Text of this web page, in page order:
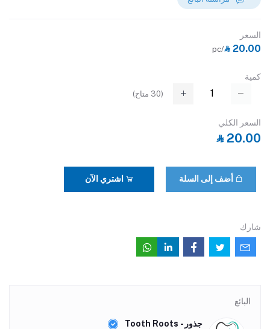
السعر
‎⃁ 20.00
/pc
كمية
(
30 متاح)
السعر الكلي
‎⃁ 20.00
أضف إلى السلة اشتري الآن
شارك
البائع
جذور - Tooth Roots